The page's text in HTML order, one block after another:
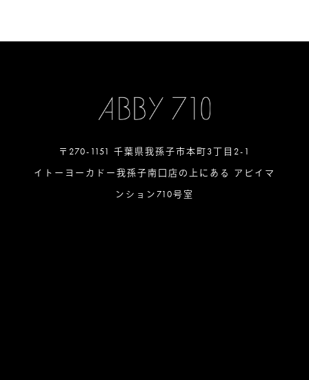
〒270-1151 千葉県我孫子市本町3丁目2-1
イトーヨーカドー我孫子南口店の上にある アビイマ
ンション710号室